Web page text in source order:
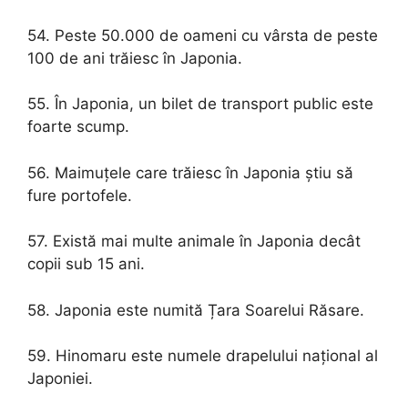
54. Peste 50.000 de oameni cu vârsta de peste
100 de ani trăiesc în Japonia.
55. În Japonia, un bilet de transport public este
foarte scump.
56. Maimuțele care trăiesc în Japonia știu să
fure portofele.
57. Există mai multe animale în Japonia decât
copii sub 15 ani.
58. Japonia este numită Țara Soarelui Răsare.
59. Hinomaru este numele drapelului național al
Japoniei.